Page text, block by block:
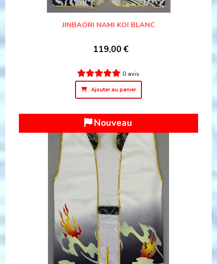
JINBAORI NAMI KOI BLANC
119,00 €
0 avis
Ajouter au panier
Nouveau